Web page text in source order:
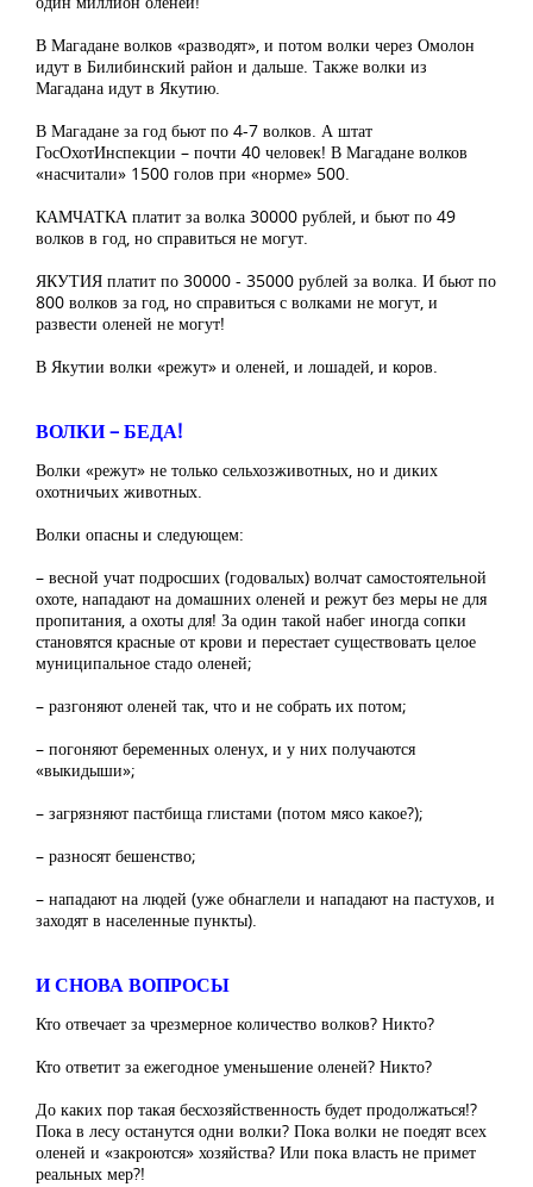
В Магадане волков «разводят», и потом волки через Омолон
идут в Билибинский район и дальше. Также волки из
Магадана идут в Якутию.
В Магадане за год бьют по 4-7 волков. А штат
ГосОхотИнспекции – почти 40 человек! В Магадане волков
«насчитали» 1500 голов при «норме» 500.
КАМЧАТКА платит за волка 30000 рублей, и бьют по 49
волков в год, но справиться не могут.
ЯКУТИЯ платит по 30000 - 35000 рублей за волка. И бьют по
800 волков за год, но справиться с волками не могут, и
развести оленей не могут!
В Якутии волки «режут» и оленей, и лошадей, и коров.
ВОЛКИ – БЕДА!
Волки «режут» не только сельхозживотных, но и диких
охотничьих животных.
Волки опасны и следующем:
– весной учат подросших (годовалых) волчат самостоятельной
охоте, нападают на домашних оленей и режут без меры не для
пропитания, а охоты для! За один такой набег иногда сопки
становятся красные от крови и перестает существовать целое
муниципальное стадо оленей;
– разгоняют оленей так, что и не собрать их потом;
– погоняют беременных оленух, и у них получаются
«выкидыши»;
– загрязняют пастбища глистами (потом мясо какое?);
– разносят бешенство;
– нападают на людей (уже обнаглели и нападают на пастухов, и
заходят в населенные пункты).
И СНОВА ВОПРОСЫ
Кто отвечает за чрезмерное количество волков? Никто?
Кто ответит за ежегодное уменьшение оленей? Никто?
До каких пор такая бесхозяйственность будет продолжаться!?
Пока в лесу останутся одни волки? Пока волки не поедят всех
оленей и «закроются» хозяйства? Или пока власть не примет
реальных мер?!